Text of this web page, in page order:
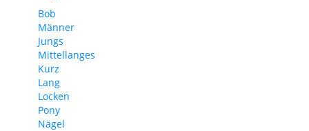
Bob
Männer
Jungs
Mittellanges
Kurz
Lang
Locken
Pony
Nägel